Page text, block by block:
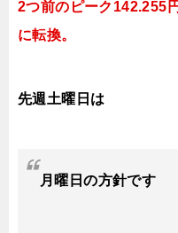
2つ前のピーク142.255
に転換。
先週土曜日は
月曜日の方針です